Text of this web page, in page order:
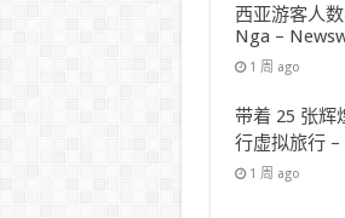
西亚游客人数
Nga –
1 周 ago
带着 25 张辉
行虚拟旅行 –
1 周 ago